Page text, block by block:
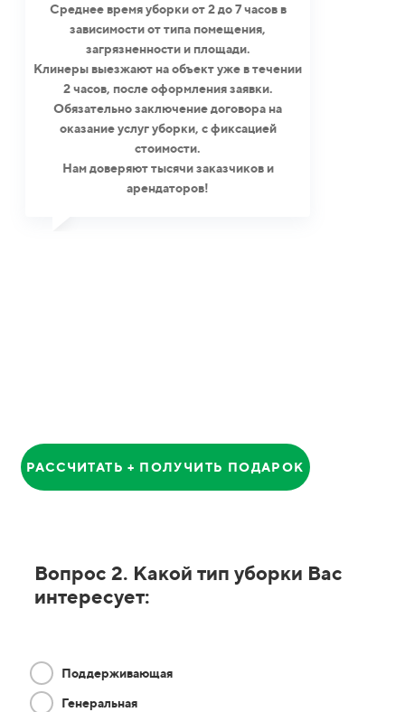
Среднее время уборки от 2 до 7 часов в
зависимости от типа помещения,
загрязненности и площади.
Клинеры выезжают на объект уже в течении
2 часов, после оформления заявки.
Обязательно заключение договора на
оказание услуг уборки, с фиксацией
стоимости.
Нам доверяют тысячи заказчиков и
арендаторов!
РАССЧИТАТЬ + ПОЛУЧИТЬ ПОДАРОК
Вопрос 2. Какой тип уборки Вас
интересует:
Поддерживающая
Генеральная